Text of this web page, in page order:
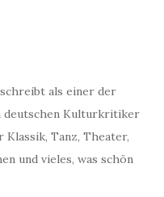
als einer der
deutschen Kulturkritiker
Klassik, Tanz, Theater,
und vieles, was schön